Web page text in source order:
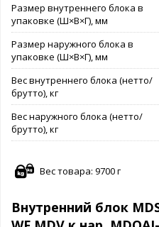
Размер внутреннего блока в
упаковке (Ш×В×Г), мм
Размер наружного блока в
упаковке (Ш×В×Г), мм
Вес внутреннего блока (нетто/
брутто), кг
Вес наружного блока (нетто/
брутто), кг
Вес товара: 9700 г
Внутренний блок